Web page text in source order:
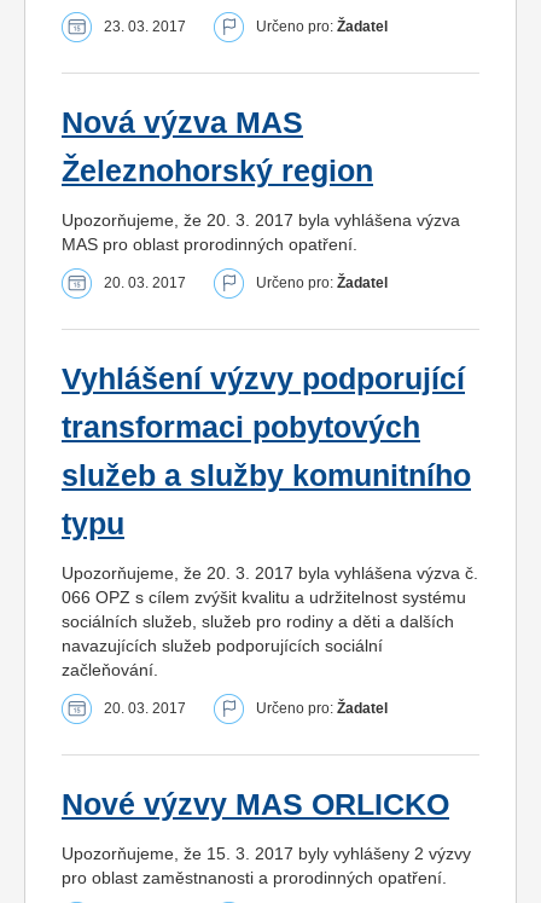
23. 03. 2017 Určeno pro: Žadatel
Nová výzva MAS
Železnohorský region
Upozorňujeme, že 20. 3. 2017 byla vyhlášena výzva
MAS pro oblast prorodinných opatření.
20. 03. 2017 Určeno pro: Žadatel
Vyhlášení výzvy podporující
transformaci pobytových
služeb a služby komunitního
typu
Upozorňujeme, že 20. 3. 2017 byla vyhlášena výzva č.
066 OPZ s cílem zvýšit kvalitu a udržitelnost systému
sociálních služeb, služeb pro rodiny a děti a dalších
navazujících služeb podporujících sociální
začleňování.
20. 03. 2017 Určeno pro: Žadatel
Nové výzvy MAS ORLICKO
Upozorňujeme, že 15. 3. 2017 byly vyhlášeny 2 výzvy
pro oblast zaměstnanosti a prorodinných opatření.